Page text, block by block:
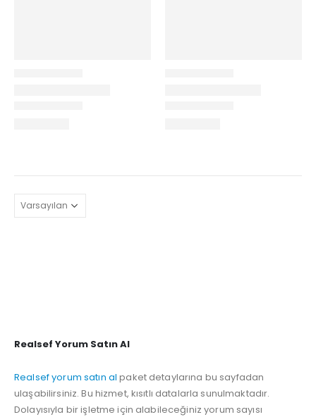
Realsef Yorum Satın Al
Realsef yorum satın al paket detaylarına bu sayfadan
ulaşabilirsiniz. Bu hizmet, kısıtlı datalarla sunulmaktadır.
Dolayısıyla bir işletme için alabileceğiniz yorum sayısı